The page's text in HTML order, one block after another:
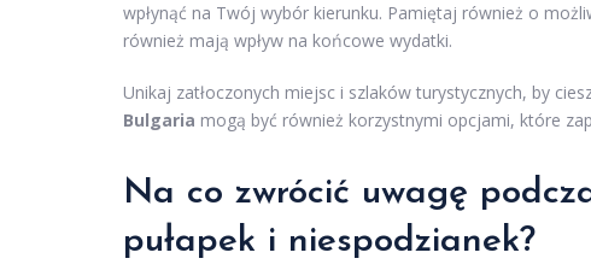
wpłynąć na Twój wybór kierunku. Pamiętaj również o
również mają wpływ na końcowe wydatki.
Unikaj zatłoczonych miejsc i szlaków turystycznych, by
Bulgaria mogą być również korzystnymi opcjami, które
Na co zwrócić uwagę
pułapek i niespodzianek?